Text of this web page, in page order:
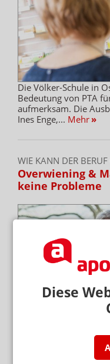
Diese
Die Völker-Schule in
Bedeutung von PTA
aufmerksam. Die
Ines Enge,... Mehr »
WIE KANN DER BERUF
Overwiening &
keine Probleme
Gut drei Stunden
Overwiening,
Westfalen-Lippe